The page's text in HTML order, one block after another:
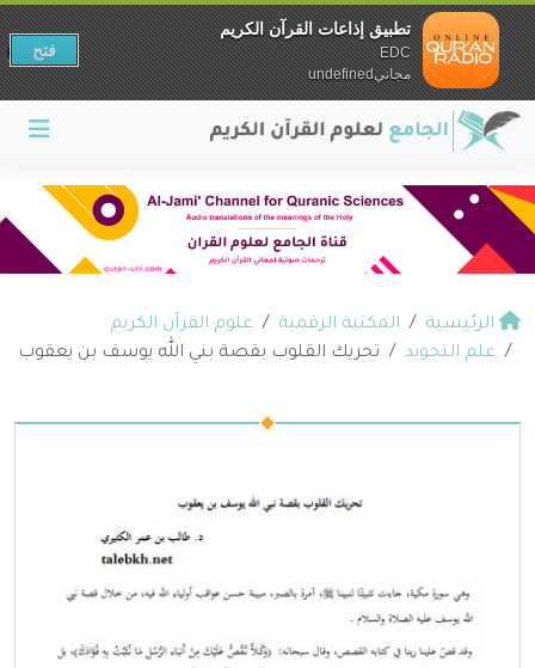
الرئيسية المكتبة الرقمية
علوم القرآن الكريم
علم التجويد
تحريك القلوب بقصة بني الله يوسف بن يعقوب
تطبيق إذاعات القرآن الكريم
EDC
مجانيundefined
فتح